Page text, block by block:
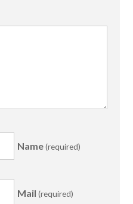
Name(required)
Mail (required)